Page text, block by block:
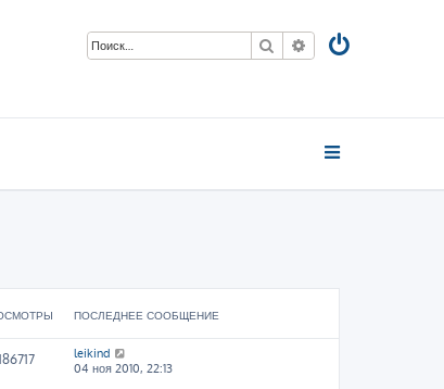
Поиск Расширенный
ПОСЛЕДНЕЕ СООБЩЕНИЕ
leikind
04 ноя 2010, 22:13